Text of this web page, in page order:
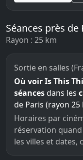
Séances près de
Rayon : 25 km
Sortie en salles
Où voir Is This
séances dans les
de Paris (rayon 25
Horaires par
réservation
les villes et dates,